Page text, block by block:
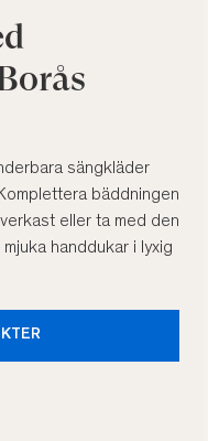
sängkläder
bäddningen
eller ta med den
handdukar i lyxig